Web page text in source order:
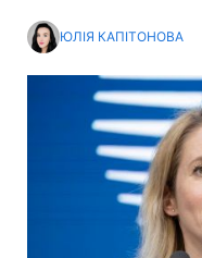
ЮЛІЯ КАПІТОНОВА